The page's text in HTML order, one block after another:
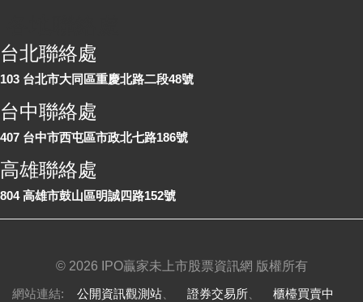
台北聯絡處
103 台北市大同區重慶北路二段48號
台中聯絡處
407 台中市西屯區市政北七路186號
高雄聯絡處
804 高雄市鼓山區明誠四路152號
© 2026 IPO贏家未上市股票資訊網 版權所有
網站連結: 公開資訊觀測站 證券交易所 櫃檯買賣中